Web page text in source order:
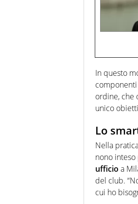
In questo
ordine, che
unico
Lo
Nella
nono
ufficio a
del club.
cui ho